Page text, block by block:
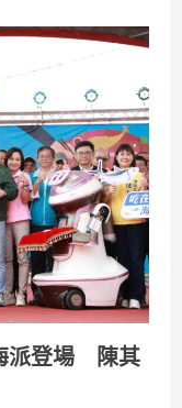
派登場 陳其